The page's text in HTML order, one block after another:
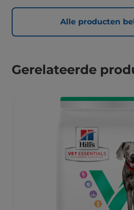
Alle producten
Gerelateerde